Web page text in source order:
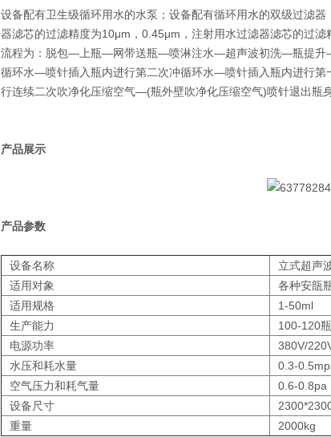
设备配有卫生级循环用水的水泵；设备配有循环用水的双级过滤
器滤芯的过滤精度为10μm，0.45μm，注射用水过滤器滤芯的过
流程为：脱包—上瓶—网带送瓶—喷淋注水—超声波初洗—瓶提升
循环水—喷针插入瓶内进行第二次冲循环水—喷针插入瓶内进行
行连续二次吹净化压缩空气—(瓶外壁吹净化压缩空气)喷针退出
产品展示
产品参数
设备名称
立式超声
适用对象
各种安瓿
适用规格
1-50ml
生产能力
100-120
电源功率
380V/
水压和耗水量
0.3-
空气压力和耗气量
0.6-0.8pa
设备尺寸
重量
2000kg